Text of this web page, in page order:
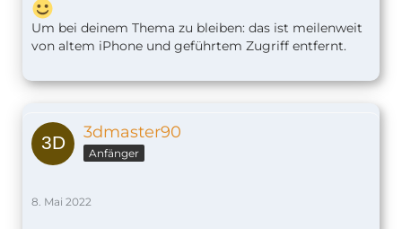
Um bei deinem Thema zu bleiben: das ist meilenweit
von altem iPhone und geführtem Zugriff entfernt.
3dmaster90
Anfänger
8. Mai 2022